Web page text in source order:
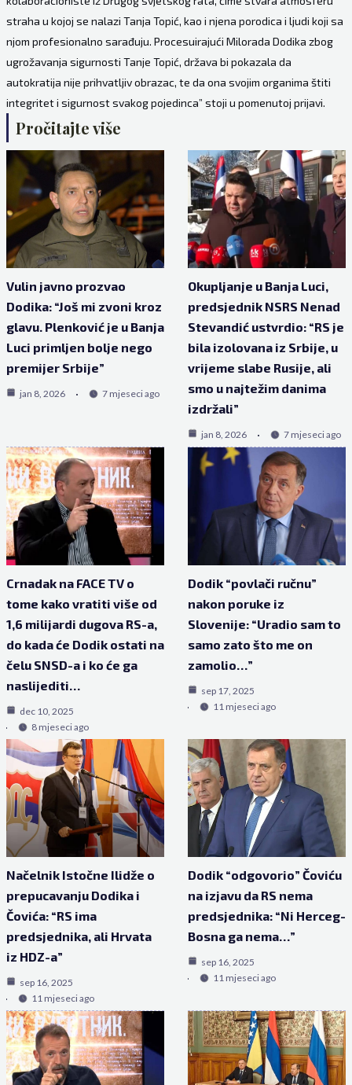
straha u kojoj se nalazi Tanja Topić, kao i njena porodica i ljudi koji sa
njom profesionalno sarađuju. Procesuirajući Milorada Dodika zbog
ugrožavanja sigurnosti Tanje Topić, država bi pokazala da
autokratija nije prihvatljiv obrazac, te da ona svojim organima štiti
integritet i sigurnost svakog pojedinca” stoji u pomenutoj prijavi.
Pročitajte više
Vulin javno prozvao
Dodika: “Još mi zvoni kroz
glavu. Plenković je u Banja
Luci primljen bolje nego
premijer Srbije”
jan 8, 2026 7 mjeseci ago
Okupljanje u Banja Luci,
predsjednik NSRS Nenad
Stevandić ustvrdio: “RS je
bila izolovana iz Srbije, u
vrijeme slabe Rusije, ali
smo u najtežim danima
izdržali”
jan 8, 2026 7 mjeseci ago
Crnadak na FACE TV o
tome kako vratiti više od
1,6 milijardi dugova RS-a,
do kada će Dodik ostati na
čelu SNSD-a i ko će ga
naslijediti…
dec 10, 2025
8 mjeseci ago
Dodik “povlači ručnu”
nakon poruke iz
Slovenije: “Uradio sam to
samo zato što me on
zamolio…”
sep 17, 2025
11 mjeseci ago
Načelnik Istočne Ilidže o
prepucavanju Dodika i
Čovića: “RS ima
predsjednika, ali Hrvata
iz HDZ-a”
sep 16, 2025
11 mjeseci ago
Dodik “odgovorio” Čoviću
na izjavu da RS nema
predsjednika: “Ni Herceg-
Bosna ga nema…”
sep 16, 2025
11 mjeseci ago